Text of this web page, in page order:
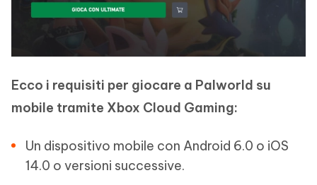
Ecco i requisiti per giocare a Palworld su
mobile tramite Xbox Cloud Gaming:
Un dispositivo mobile con Android 6.0 o iOS
14.0 o versioni successive.